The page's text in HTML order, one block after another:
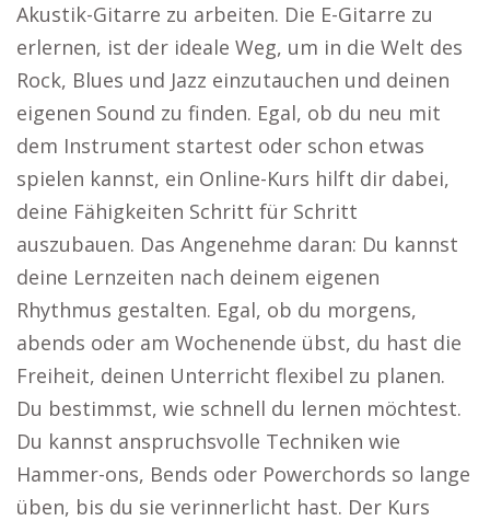
Akustik-Gitarre zu arbeiten. Die E-Gitarre zu
erlernen, ist der ideale Weg, um in die Welt des
Rock, Blues und Jazz einzutauchen und deinen
eigenen Sound zu finden. Egal, ob du neu mit
dem Instrument startest oder schon etwas
spielen kannst, ein Online-Kurs hilft dir dabei,
deine Fähigkeiten Schritt für Schritt
auszubauen. Das Angenehme daran: Du kannst
deine Lernzeiten nach deinem eigenen
Rhythmus gestalten. Egal, ob du morgens,
abends oder am Wochenende übst, du hast die
Freiheit, deinen Unterricht flexibel zu planen.
Du bestimmst, wie schnell du lernen möchtest.
Du kannst anspruchsvolle Techniken wie
Hammer-ons, Bends oder Powerchords so lange
üben, bis du sie verinnerlicht hast. Der Kurs